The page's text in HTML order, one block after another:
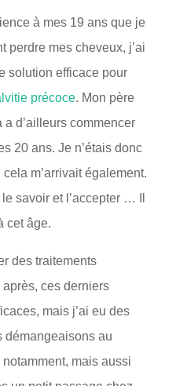
à mes 19 ans que je
perdre mes cheveux, j’ai
solution efficace pour
précoce. Mon père
d’ailleurs commencer
20 ans. Je n’étais donc
m’arrivait également.
savoir et l’accepter … Il
cet âge.
des traitements
ces derniers
mais j’ai eu des
démangeaisons au
mais aussi